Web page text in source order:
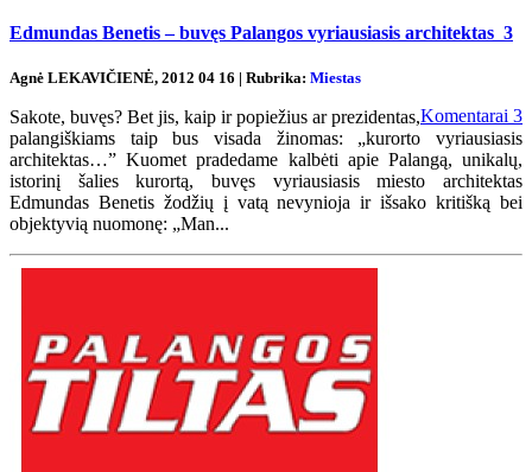
Edmundas Benetis – buvęs Palangos vyriausiasis architektas 3
Agnė LEKAVIČIENĖ, 2012 04 16 | Rubrika: Miestas
Komentarai 3
Sakote, buvęs? Bet jis, kaip ir popiežius ar prezidentas,
palangiškiams taip bus visada žinomas: „kurorto vyriausiasis
architektas…” Kuomet pradedame kalbėti apie Palangą, unikalų,
istorinį šalies kurortą, buvęs vyriausiasis miesto architektas
Edmundas Benetis žodžių į vatą nevynioja ir išsako kritišką bei
objektyvią nuomonę: „Man...